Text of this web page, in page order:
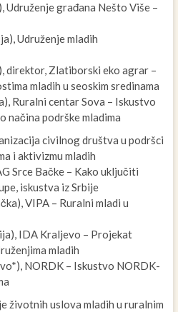
građana Nešto Više –
Udruženje mladih
direktor, Zlatiborski eko agrar –
mladih u seoskim sredinama
Ruralni centar Sova – Iskustvo
načina podrške mladima
civilnog društva u podršci
i aktivizmu mladih
Srce Bačke – Kako uključiti
iskustva iz Srbije
VIPA – Ruralni mladi u
IDA Kraljevo – Projekat
mladih
NORDK – Iskustvo NORDK-
životnih uslova mladih u ruralnim